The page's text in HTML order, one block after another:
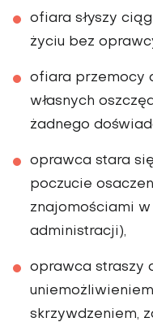
ofiara słyszy
życiu bez
ofiara przemocy
własnych
żadnego
oprawca stara
poczucie
znajomościami
administracji),
oprawca straszy
skrzywdzeniem,